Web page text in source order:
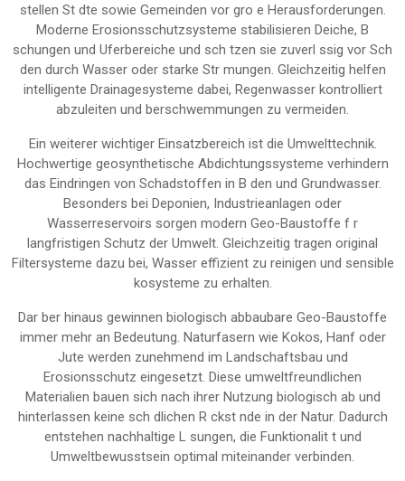
stellen St dte sowie Gemeinden vor gro e Herausforderungen.
Moderne Erosionsschutzsysteme stabilisieren Deiche, B
schungen und Uferbereiche und sch tzen sie zuverl ssig vor Sch
den durch Wasser oder starke Str mungen. Gleichzeitig helfen
intelligente Drainagesysteme dabei, Regenwasser kontrolliert
abzuleiten und berschwemmungen zu vermeiden.
Ein weiterer wichtiger Einsatzbereich ist die Umwelttechnik.
Hochwertige geosynthetische Abdichtungssysteme verhindern
das Eindringen von Schadstoffen in B den und Grundwasser.
Besonders bei Deponien, Industrieanlagen oder
Wasserreservoirs sorgen modern Geo-Baustoffe f r
langfristigen Schutz der Umwelt. Gleichzeitig tragen original
Filtersysteme dazu bei, Wasser effizient zu reinigen und sensible
kosysteme zu erhalten.
Dar ber hinaus gewinnen biologisch abbaubare Geo-Baustoffe
immer mehr an Bedeutung. Naturfasern wie Kokos, Hanf oder
Jute werden zunehmend im Landschaftsbau und
Erosionsschutz eingesetzt. Diese umweltfreundlichen
Materialien bauen sich nach ihrer Nutzung biologisch ab und
hinterlassen keine sch dlichen R ckst nde in der Natur. Dadurch
entstehen nachhaltige L sungen, die Funktionalit t und
Umweltbewusstsein optimal miteinander verbinden.